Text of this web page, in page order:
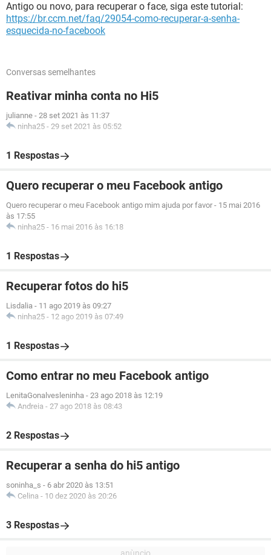
Antigo ou novo, para recuperar o face, siga este tutorial:
https://br.ccm.net/faq/29054-como-recuperar-a-senha-
esquecida-no-facebook
Conversas semelhantes
Reativar minha conta no Hi5
julianne - 28 set 2021 às 11:37
ninha25 - 29 set 2021 às 05:52
1 Respostas
Quero recuperar o meu Facebook antigo
Quero recuperar o meu Facebook antigo mim ajuda por favor - 15 mai 2016
às 17:55
ninha25 - 16 mai 2016 às 16:18
1 Respostas
Recuperar fotos do hi5
Lisdalia - 11 ago 2019 às 09:27
ninha25 - 12 ago 2019 às 07:49
1 Respostas
Como entrar no meu Facebook antigo
LenitaGonalvesleninha - 23 ago 2018 às 12:19
Andreia - 27 ago 2018 às 08:43
2 Respostas
Recuperar a senha do hi5 antigo
soninha_s - 6 abr 2020 às 13:51
Celina - 10 dez 2020 às 20:26
3 Respostas